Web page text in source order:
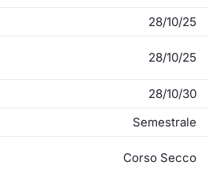
28/10/25
28/10/25
28/10/30
Semestrale
Corso Secco